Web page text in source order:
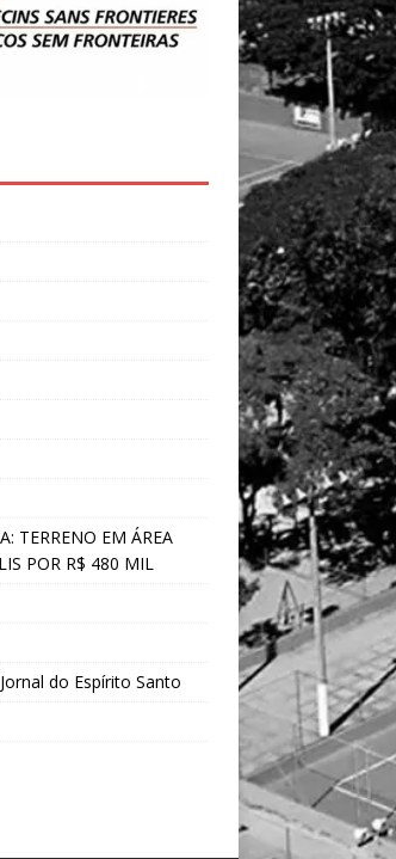
TERRENO EM ÁREA
POR R$ 480 MIL
do Espírito Santo